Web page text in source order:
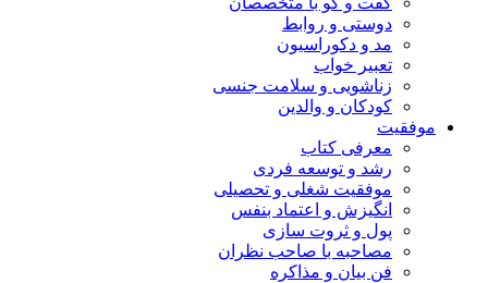
دوستی و روابط
مد و دکوراسیون
تعبیر خواب
زناشویی و سلامت جنسی
کودکان و والدین
موفقیت
معرفی کتاب
رشد و توسعه فردی
موفقیت شغلی و تحصیلی
انگیزش و اعتماد بنفس
پول و ثروت سازی
مصاحبه با صاحب نظران
فن بیان و مذاکره